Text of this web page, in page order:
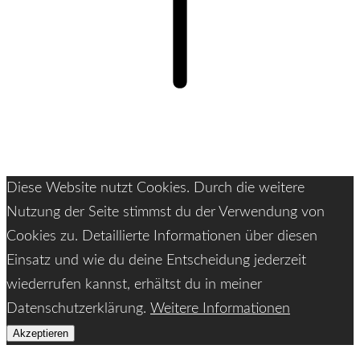
Diese Website nutzt Cookies. Durch die weitere
Nutzung der Seite stimmst du der Verwendung von
Cookies zu. Detaillierte Informationen über diesen
Einsatz und wie du deine Entscheidung jederzeit
wiederrufen kannst, erhältst du in meiner
Datenschutzerklärung. Weitere Informationen
Akzeptieren